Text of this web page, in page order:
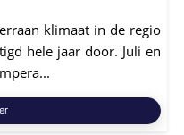
klimaat in de regio
hele jaar door. Juli en